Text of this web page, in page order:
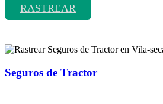
RASTREAR
Seguros de Tractor